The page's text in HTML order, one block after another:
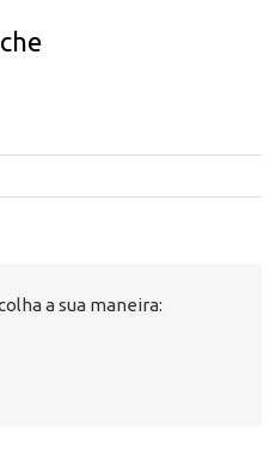
a sua maneira: